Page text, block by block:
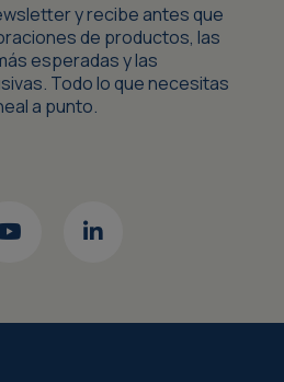
y recibe antes que
de productos, las
esperadas y las
Todo lo que necesitas
a punto.